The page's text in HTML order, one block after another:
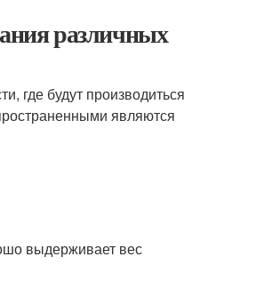
различных
где будут производиться
являются
выдерживает вес